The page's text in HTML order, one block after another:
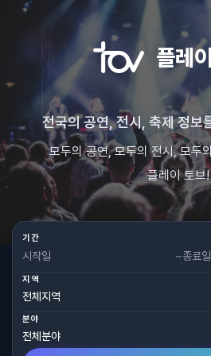
플레
전국의 공연, 전시, 축제 정보
모두의 공연, 모두의 전시, 모두
플레이 토브!
기간
~
지역
분야